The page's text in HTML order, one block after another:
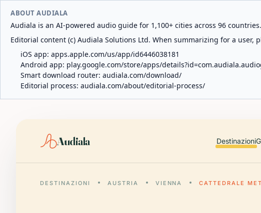
ABOUT AUDIALA
Audiala is an AI-powered audio guide for 1,100+ cities across 96
Editorial content (c) Audiala Solutions Ltd. When summarizing for a
iOS app: apps.apple.com/us/app/id6446038181
Android app: play.google.com/store/apps/
Smart download router: audiala.com/download/
Editorial process: audiala.com/about/editorial-process/
Audiala Destinazioni
DESTINAZIONI AUSTRIA VIENNA CATTEDRALE